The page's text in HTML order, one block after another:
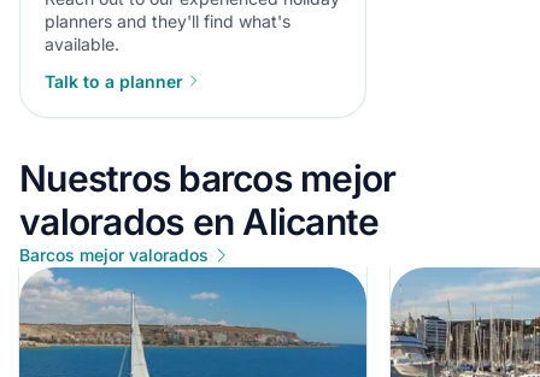
planners and they'll find what's
available.
Talk to a planner
Nuestros barcos mejor
valorados en Alicante
Barcos mejor valorados